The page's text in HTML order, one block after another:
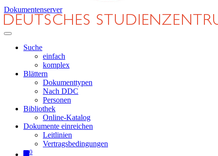
Dokumentenserver
Suche
einfach
komplex
Blättern
Dokumenttypen
Nach DDC
Personen
Bibliothek
Online-Katalog
Dokumente einreichen
Leitlinien
Vertragsbedingungen
0